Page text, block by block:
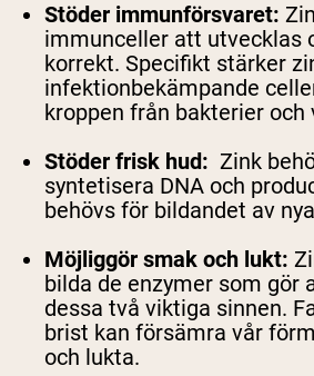
Stöder immunförsvaret:
immunceller att utvecklas
korrekt. Specifikt stärker
infektionbekämpande
kroppen från bakterier och
Stöder frisk hud: Zink
syntetisera DNA och
behövs för bildandet av
Möjliggör smak och lukt:
bilda de enzymer som gör
dessa två viktiga sinnen.
brist kan försämra vår
och lukta.